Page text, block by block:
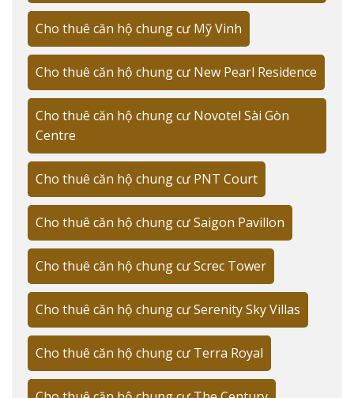
Gia đình Việt Nam có thu nhập cao
Doanh nhân trong và ngoài nước cần không gian
sống đẳng cấp
VỊ TRÍ CHIẾN LƯỢC CỦA INDOCHINE
PARK TOWER
Cho thuê căn hộ Indochine Park Tower sở hữu vị trí đắc
địa tại trung tâm Quận 3, kết nối thuận tiện với các tiện
ích và khu vực trọng điểm của thành phố.
Kết nối giao thông thuận tiện
TheoCBRE Vietnam, vị trí trung tâm của dự án mang
lại lợi thế cạnh tranh lớn với thời gian di chuyển:
5 phút đến chợ Tân Định
10 phút đến phố đi bộ Nguyễn Huệ
Cho thuê căn hộ chung cư Mỹ Vinh
Cho thuê căn hộ chung cư New Pearl Residence
Cho thuê căn hộ chung cư Novotel Sài Gòn
Centre
Cho thuê căn hộ chung cư PNT Court
Cho thuê căn hộ chung cư Saigon Pavillon
Cho thuê căn hộ chung cư Screc Tower
Cho thuê căn hộ chung cư Serenity Sky Villas
Cho thuê căn hộ chung cư Terra Royal